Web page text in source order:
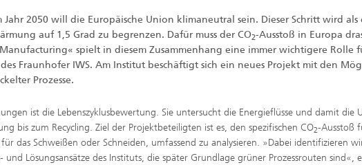
Jahr 2050 will die Europäische Union klimaneutral sein. Dieser Schritt wird als
auf 1,5 Grad zu begrenzen. Dafür muss der CO2-Ausstoß in Europa
spielt in diesem Zusammenhang eine immer wichtigere Rolle
Fraunhofer IWS. Am Institut beschäftigt sich ein neues Projekt mit den
Prozesse.
ist die Lebenszyklusbewertung. Sie untersucht die Energieflüsse und damit die
bis zum Recycling. Ziel der Projektbeteiligten ist es, den spezifischen CO2-Ausstoß
das Schweißen oder Schneiden, umfassend zu analysieren. »Dabei identifizieren
und Lösungsansätze des Instituts, die später Grundlage grüner Prozessrouten sind«,